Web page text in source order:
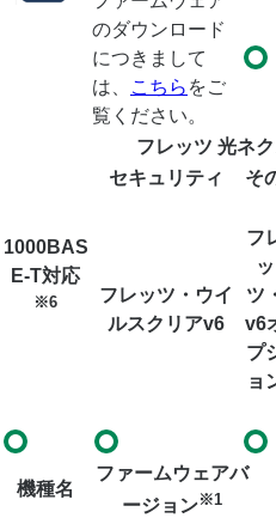
のダウンロード
につきまして
は、
こちら をご
覧ください。
1000BAS
E-T対応
※6
フレッツ 光ネ
セキュリティ
そ
フレッツ・ウイ
ルスクリアv6
フ
ッ
ツ・
v6
プ
ョ
機種名
ファームウェアバ
ージョン※1